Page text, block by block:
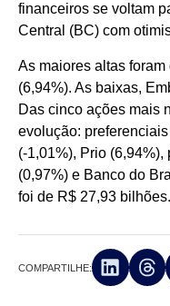
financeiros se voltam
Central (BC) com
As maiores altas
(6,94%). As baixas,
Das cinco ações mais
evolução:
(-1,01%), Prio
(0,97%) e Banco do
foi de R$ 27,93 bilhões.
COMPARTILHE: